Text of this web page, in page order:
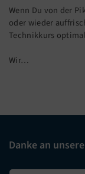
Wenn Du von der
oder wieder
Technikkurs
Wir…
Danke an